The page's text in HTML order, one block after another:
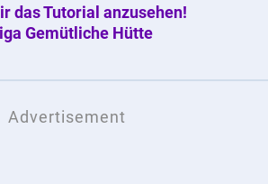
das Tutorial anzusehen!
Gemütliche Hütte